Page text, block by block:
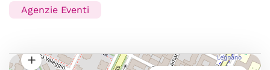
Agenzie Eventi